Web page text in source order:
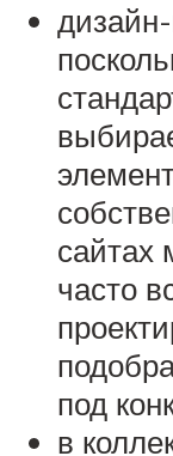
сайтах
часто
под
в